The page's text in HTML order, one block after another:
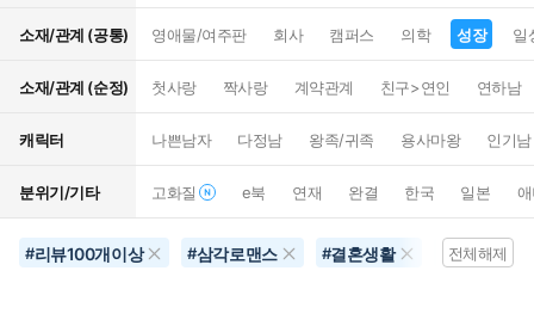
소재/관계 (공통) 영애물/여주판 회사 캠퍼스 의학 성장 일
소재/관계 (순정) 첫사랑 짝사랑 계약관계 친구>연인 연하남
캐릭터 나쁜남자 다정남 왕족/귀족 용사마왕 인기남
분위기/기타 고화질 e북 연재 완결 한국 일본
#리뷰100개이상 #삼각로맨스 #결혼생활 성장
전체해제